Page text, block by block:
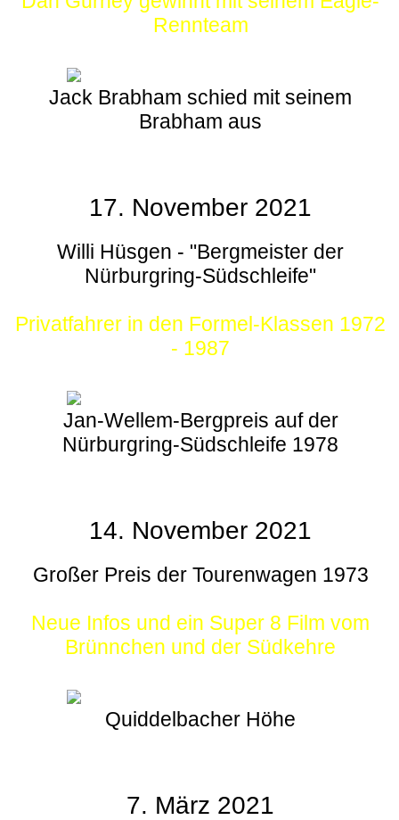
Rennteam
Jack Brabham schied mit seinem
Brabham aus
17. November 2021
Willi Hüsgen - "Bergmeister der
Nürburgring-Südschleife"
Privatfahrer in den Formel-Klassen 1972
- 1987
Jan-Wellem-Bergpreis auf der
Nürburgring-Südschleife 1978
14. November 2021
Großer Preis der Tourenwagen 1973
Neue Infos und ein Super 8 Film vom
Brünnchen und der Südkehre
Quiddelbacher Höhe
7. März 2021